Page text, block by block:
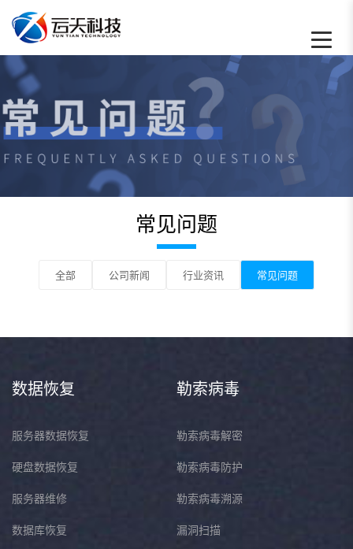
常见问题 - 云天数据恢复中心
常见问题
全部 公司新闻 行业资讯 常见问题
数据恢复
服务器数据恢复
硬盘数据恢复
服务器维修
数据库恢复
勒索病毒
勒索病毒解密
勒索病毒防护
勒索病毒溯源
漏洞扫描